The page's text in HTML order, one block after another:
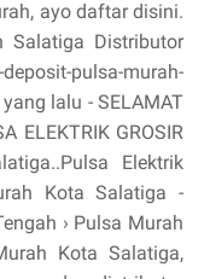
ayo daftar disini.
Salatiga Distributor
pulsa-murah-
lalu - SELAMAT
ELEKTRIK GROSIR
Elektrik
Kota Salatiga -
› Pulsa Murah
Kota Salatiga,